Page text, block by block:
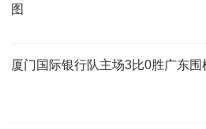
图
厦门国际银行队主场3比0胜广东围